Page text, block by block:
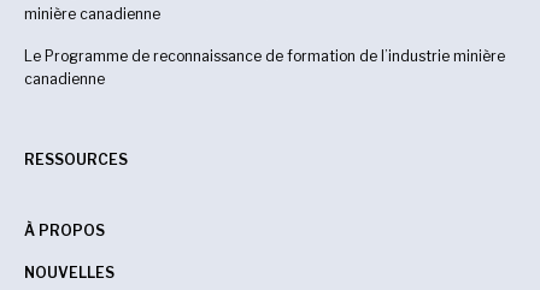
minière canadienne
Le Programme de reconnaissance de formation de l’industrie minière
canadienne
RESSOURCES
À PROPOS
NOUVELLES